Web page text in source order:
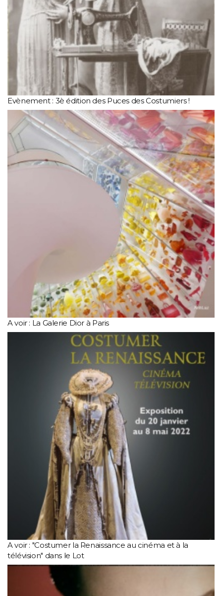
Evènement : 3è édition des Puces des Costumiers !
A voir : La Galerie Dior à Paris
A voir : "Costumer la Renaissance au cinéma et à la
télévision" dans le Lot